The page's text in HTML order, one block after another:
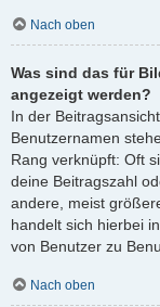
Nach oben
Was sind das für
angezeigt werden?
In der
Benutzernamen
Rang verknüpft: Oft
deine Beitragszahl
andere, meist
handelt sich hierbei
von Benutzer zu
Nach oben